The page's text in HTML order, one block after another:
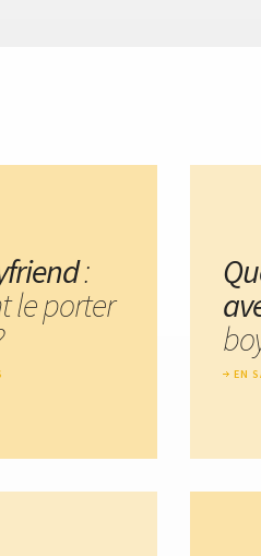
:
le porter
EN